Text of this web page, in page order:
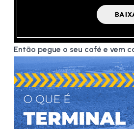
Então pegue o seu café e vem